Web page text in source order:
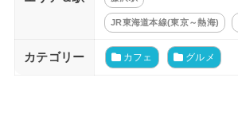
JR東海道本線(東京～熱海)
カテゴリー カフェ グルメ